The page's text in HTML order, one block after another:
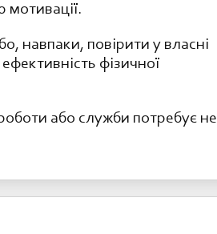
мотивації.
навпаки, повірити у власні
фізичної
або служби потребує не